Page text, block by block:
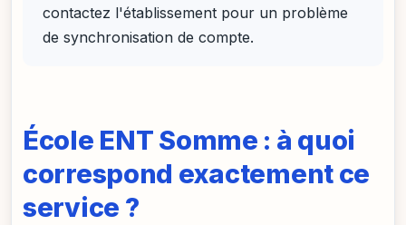
contactez l'établissement pour un problème
de synchronisation de compte.
École ENT Somme : à quoi
correspond exactement ce
service ?